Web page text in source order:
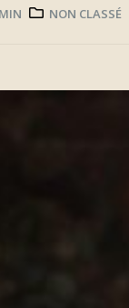
NON CLASSÉ